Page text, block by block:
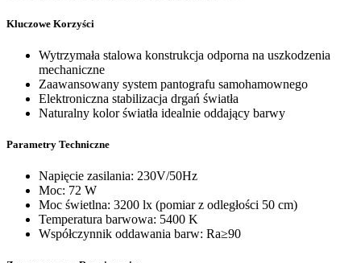
Kluczowe Korzyści
Wytrzymała stalowa konstrukcja odporna na uszkodzenia
mechaniczne
Zaawansowany system pantografu samohamownego
Elektroniczna stabilizacja drgań światła
Naturalny kolor światła idealnie oddający barwy
Parametry Techniczne
Napięcie zasilania: 230V/50Hz
Moc: 72 W
Moc świetlna: 3200 lx (pomiar z odległości 50 cm)
Temperatura barwowa: 5400 K
Współczynnik oddawania barw: Ra≥90